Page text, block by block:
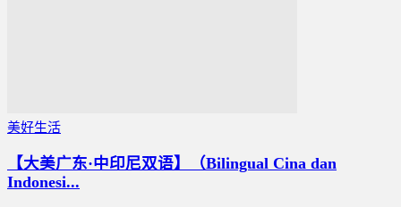
美好生活
【大美广东·中印尼双语】（Bilingual Cina dan
Indonesi...